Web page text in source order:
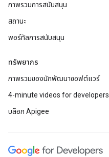
ภาพรวมการสนับสนุน
สถานะ
พอร์ทัลการสนับสนุน
ทรัพยากร
ภาพรวมของนักพัฒนาซอฟต์แวร์
4-minute videos for developers
บล็อก Apigee